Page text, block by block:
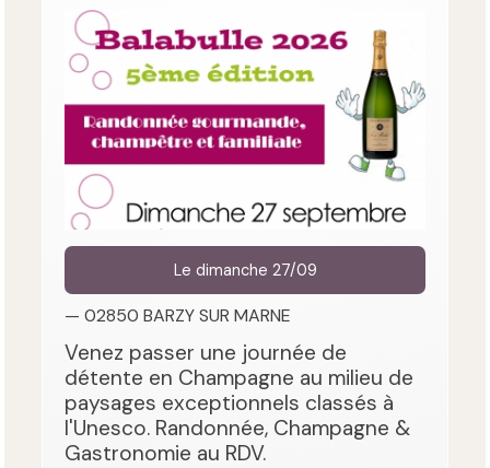
Le dimanche 27/09
— 02850 BARZY SUR MARNE
Venez passer une journée de
détente en Champagne au milieu de
paysages exceptionnels classés à
l'Unesco. Randonnée, Champagne &
Gastronomie au RDV.